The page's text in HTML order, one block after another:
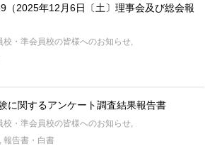
（2025年12月6日〔土〕理事会及び総会報
校・準会員校の皆様へのお知らせ,
に関するアンケート調査結果報告書
校・準会員校の皆様へのお知らせ,
報告書・白書